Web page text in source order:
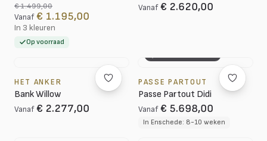
€ 1.499,00
Vanaf € 1.195,00
In 3 kleuren
Op voorraad
Vanaf € 2.620,00
HET ANKER
Bank Willow
Vanaf € 2.277,00
PASSE PARTOUT
Passe Partout Didi
Vanaf € 5.698,00
In Enschede: 8-10 weken